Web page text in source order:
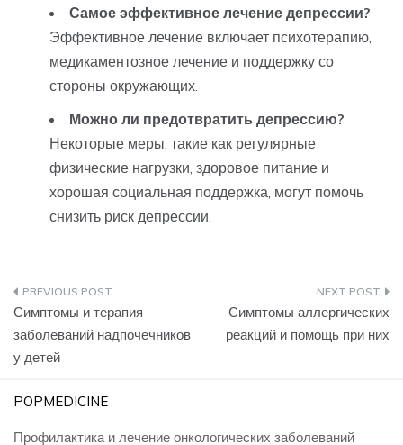
Самое эффективное лечение депрессии?
Эффективное лечение включает психотерапию,
медикаментозное лечение и поддержку со
стороны окружающих.
Можно ли предотвратить депрессию?
Некоторые меры, такие как регулярные
физические нагрузки, здоровое питание и
хорошая социальная поддержка, могут помочь
снизить риск депрессии.
Навигация
по
записям
Симптомы и терапия
заболеваний надпочечников
у детей
Симптомы аллергических
реакций и помощь при них
POPMEDICINE
Профилактика и лечение онкологических заболеваний